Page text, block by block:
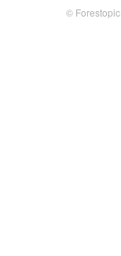
© Forestopic